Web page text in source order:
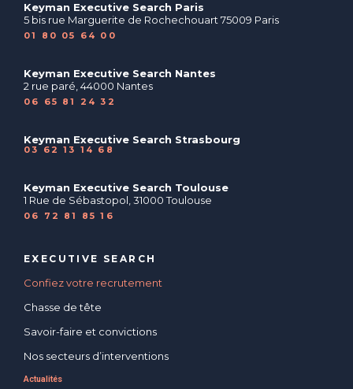
Keyman Executive Search Paris
5 bis rue Marguerite de Rochechouart 75009 Paris
01 80 05 64 00
Keyman Executive Search Nantes
2 rue paré, 44000 Nantes
06 65 81 24 32
Keyman Executive Search Strasbourg
03 62 13 14 68
Keyman Executive Search Toulouse
1 Rue de Sébastopol, 31000 Toulouse
06 72 81 85 16
EXECUTIVE SEARCH
Confiez votre recrutement
Chasse de tête
Savoir-faire et convictions
Nos secteurs d’interventions
Actualités